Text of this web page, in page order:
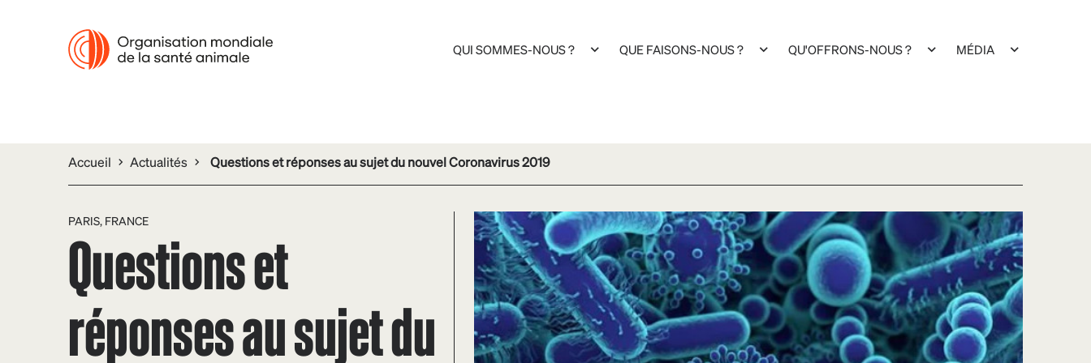
QUI SOMMES-NOUS ? QUE FAISONS-NOUS ? QU'OFFRONS-NOUS ? MÉDIA
Accueil Actualités Questions et réponses au sujet du nouvel Coronavirus 2019
PARIS, FRANCE
Questions et
réponses au sujet du